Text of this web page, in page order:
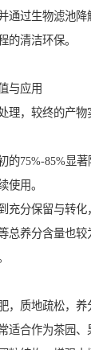
通过生物滤池降
的清洁环保。
与应用
理，较终的产物
75%-85%显著
使用。
充分保留与转化
总养分含量也较
，质地疏松，养
适合作为茶园、